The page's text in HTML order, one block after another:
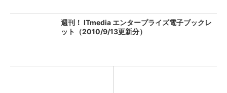
週刊！ ITmedia エンタープライズ電子ブックレ
ット（2010/9/13更新分）